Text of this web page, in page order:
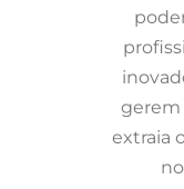
extraia